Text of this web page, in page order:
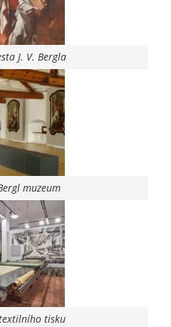
J. V. Bergla
muzeum
tisku